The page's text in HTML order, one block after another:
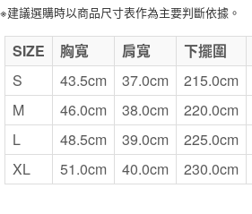
宅配
每筆NT$150，滿NT$2,000(含以上)免運費
無印良品門市自取
免運費
※建議選購時以商品尺寸表作為主要判斷依據。
SIZE 胸寬 肩寬 下擺圍
S
43.5cm 37.0cm 215.0cm
M
46.0cm 38.0cm 220.0cm
L
48.5cm 39.0cm 225.0cm
XL
51.0cm 40.0cm 230.0cm